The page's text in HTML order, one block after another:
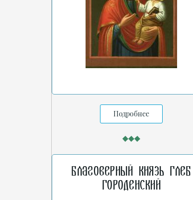
Подробнее
Благоверный князь Глеб
Городенский